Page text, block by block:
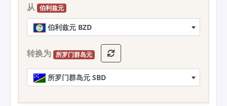
从 伯利兹元
伯利兹元 BZD
转换为 所罗门群岛元
所罗门群岛元 SBD